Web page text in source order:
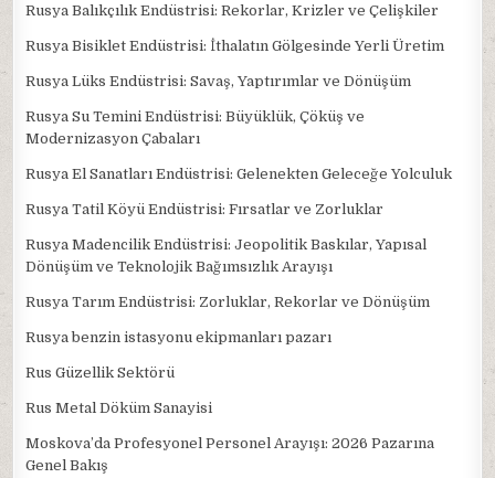
Rusya Balıkçılık Endüstrisi: Rekorlar, Krizler ve Çelişkiler
Rusya Bisiklet Endüstrisi: İthalatın Gölgesinde Yerli Üretim
Rusya Lüks Endüstrisi: Savaş, Yaptırımlar ve Dönüşüm
Rusya Su Temini Endüstrisi: Büyüklük, Çöküş ve
Modernizasyon Çabaları
Rusya El Sanatları Endüstrisi: Gelenekten Geleceğe Yolculuk
Rusya Tatil Köyü Endüstrisi: Fırsatlar ve Zorluklar
Rusya Madencilik Endüstrisi: Jeopolitik Baskılar, Yapısal
Dönüşüm ve Teknolojik Bağımsızlık Arayışı
Rusya Tarım Endüstrisi: Zorluklar, Rekorlar ve Dönüşüm
Rusya benzin istasyonu ekipmanları pazarı
Rus Güzellik Sektörü
Rus Metal Döküm Sanayisi
Moskova’da Profesyonel Personel Arayışı: 2026 Pazarına
Genel Bakış